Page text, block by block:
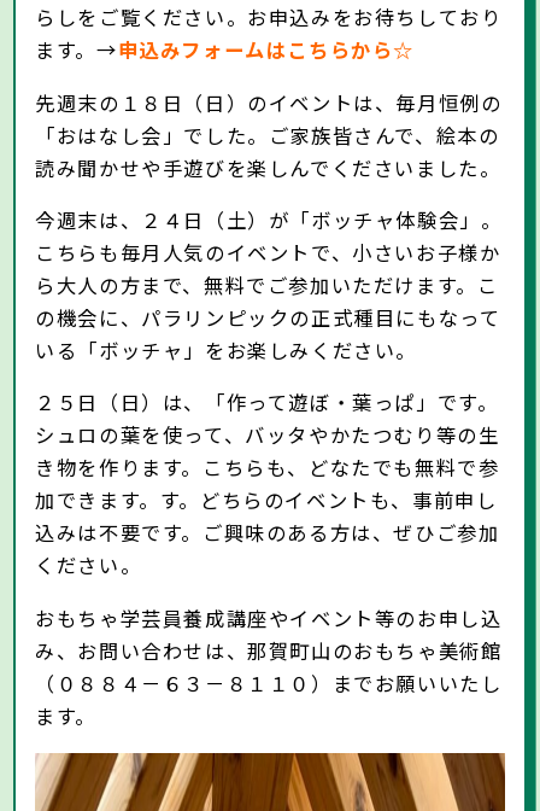
らしをご覧ください。お申込みをお待ちしており
ます。→申込みフォームはこちらから☆
先週末の１８日（日）のイベントは、毎月恒例の
「おはなし会」でした。ご家族皆さんで、絵本の
読み聞かせや手遊びを楽しんでくださいました。
今週末は、２４日（土）が「ボッチャ体験会」。
こちらも毎月人気のイベントで、小さいお子様か
ら大人の方まで、無料でご参加いただけます。こ
の機会に、パラリンピックの正式種目にもなって
いる「ボッチャ」をお楽しみください。
２５日（日）は、「作って遊ぼ・葉っぱ」です。
シュロの葉を使って、バッタやかたつむり等の生
き物を作ります。こちらも、どなたでも無料で参
加できます。す。どちらのイベントも、事前申し
込みは不要です。ご興味のある方は、ぜひご参加
ください。
おもちゃ学芸員養成講座やイベント等のお申し込
み、お問い合わせは、那賀町山のおもちゃ美術館
（０８８４－６３－８１１０）までお願いいたし
ます。